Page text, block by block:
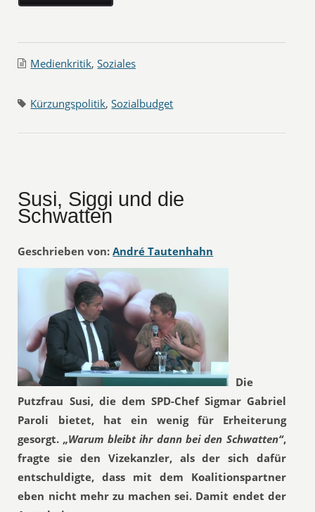
Medienkritik,Soziales
Kürzungspolitik,Sozialbudget
Susi, Siggi und die
Schwatten
Geschrieben von: André Tautenhahn
Die
Putzfrau Susi, die dem SPD-Chef Sigmar Gabriel
Paroli bietet, hat ein wenig für Erheiterung
gesorgt. „Warum bleibt ihr dann bei den Schwatten“,
fragte sie den Vizekanzler, als der sich dafür
entschuldigte, dass mit dem Koalitionspartner
eben nicht mehr zu machen sei. Damit endet der